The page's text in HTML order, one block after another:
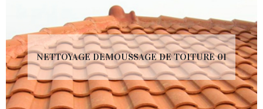
NETTOYAGE DEMOUSSAGE DE TOITURE 01